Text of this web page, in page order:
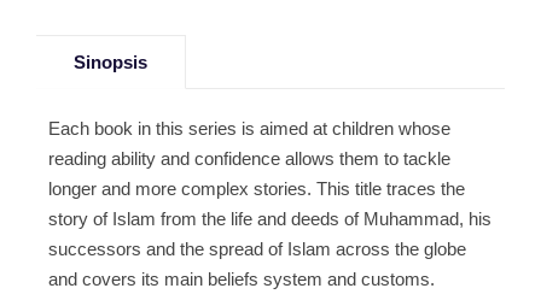
Sinopsis
Each book in this series is aimed at children whose
reading ability and confidence allows them to tackle
longer and more complex stories. This title traces the
story of Islam from the life and deeds of Muhammad, his
successors and the spread of Islam across the globe
and covers its main beliefs system and customs.